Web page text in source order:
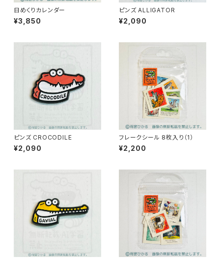
日めくりカレンダー
¥3,850
ピンズ ALLIGATOR
¥2,090
ピンズ CROCODILE
¥2,090
フレークシール 8枚入り（1）
¥2,200